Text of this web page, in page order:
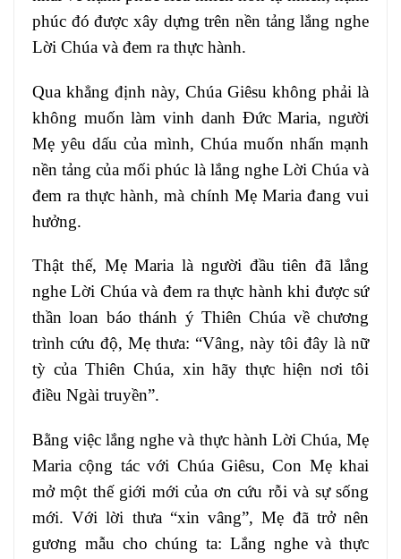
phúc đó được xây dựng trên nền tảng lắng nghe
Lời Chúa và đem ra thực hành.
Qua khẳng định này, Chúa Giêsu không phải là
không muốn làm vinh danh Đức Maria, người
Mẹ yêu dấu của mình, Chúa muốn nhấn mạnh
nền tảng của mối phúc là lắng nghe Lời Chúa và
đem ra thực hành, mà chính Mẹ Maria đang vui
hưởng.
Thật thế, Mẹ Maria là người đầu tiên đã lắng
nghe Lời Chúa và đem ra thực hành khi được sứ
thần loan báo thánh ý Thiên Chúa về chương
trình cứu độ, Mẹ thưa: “Vâng, này tôi đây là nữ
tỳ của Thiên Chúa, xin hãy thực hiện nơi tôi
điều Ngài truyền”.
Bằng việc lắng nghe và thực hành Lời Chúa, Mẹ
Maria cộng tác với Chúa Giêsu, Con Mẹ khai
mở một thế giới mới của ơn cứu rỗi và sự sống
mới. Với lời thưa “xin vâng”, Mẹ đã trở nên
gương mẫu cho chúng ta: Lắng nghe và thực